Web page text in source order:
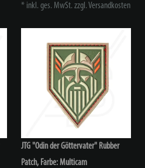
* inkl. ges. MwSt. zzgl.Versandkosten
JTG "Odin der Göttervater" Rubber
Patch, Farbe: Multicam